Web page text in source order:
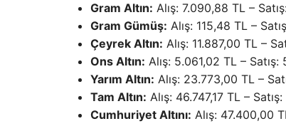
Gram Altın: Alış: 7.090,88 TL –
Gram Gümüş: Alış: 115,48 TL –
Çeyrek Altın: Alış: 11.887,00 TL –
Ons Altın: Alış: 5.061,02 TL – Satış:
Yarım Altın: Alış: 23.773,00 TL –
Tam Altın: Alış: 46.747,17 TL –
Cumhuriyet Altını: Alış: 47.400,00